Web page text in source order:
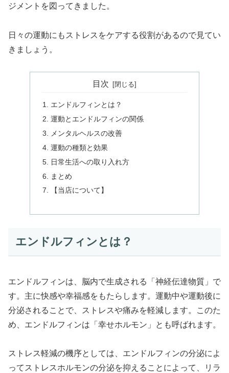
ジメントを図ってきました。
日々の運動にもストレスをケアする役割があるので見てい
きましょう。
目次
エンドルフィンとは？
運動とエンドルフィンの関係
メンタルヘルスの改善
運動の種類と効果
日常生活への取り入れ方
まとめ
【当店について】
エンドルフィンとは？
エンドルフィンは、脳内で生成される「神経伝達物質」で
す。主に快感や幸福感をもたらします。運動中や運動後に
分泌されることで、ストレスや痛みを軽減します。このた
め、エンドルフィンは「幸せホルモン」とも呼ばれます。
ストレス軽減の機序としては、エンドルフィンの分泌によ
ってストレスホルモンの分泌を抑えることによって、リラ